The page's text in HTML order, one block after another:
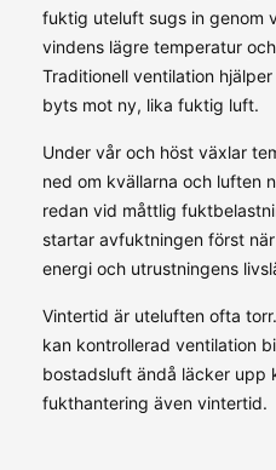
fuktig uteluft sugs in genom
vindens lägre temperatur
Traditionell ventilation
byts mot ny, lika fuktig luft.
Under vår och höst växlar
ned om kvällarna och luften
redan vid måttlig
startar avfuktningen först
energi och utrustningens
Vintertid är uteluften ofta
kan kontrollerad ventilation
bostadsluft ändå läcker upp
fukthantering även vintertid.